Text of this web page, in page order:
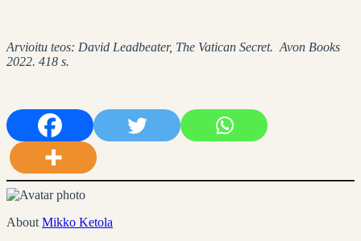
Arvioitu teos: David Leadbeater, The Vatican Secret. Avon Books
2022. 418 s.
About Mikko Ketola